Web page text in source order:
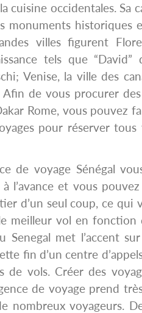
cuisine occidentales. Sa
monuments historiques
villes figurent
tels que
Venise, la ville des
de vous procurer
Rome, vous pouvez
pour réserver
de voyage Sénégal
l’avance et vous
d’un seul coup, ce qui
meilleur vol en fonction
Senegal met l’accent
fin d’un centre
de vols. Créer des
de voyage prend
nombreux voyageurs.